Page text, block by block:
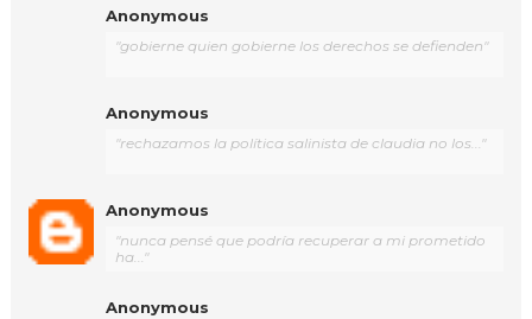
Anonymous
"gobierne quien gobierne los derechos se defienden"
Anonymous
"rechazamos la política salinista de claudia no los..."
Anonymous
"nunca pensé que podría recuperar a mi prometido
ha..."
Anonymous